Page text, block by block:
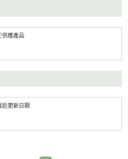
供應產品
近更新日期